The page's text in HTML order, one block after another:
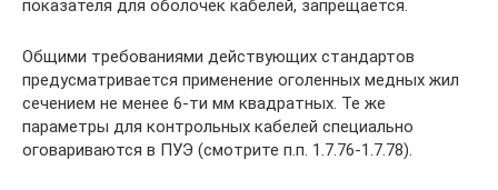
показателя для оболочек кабелей, запрещается.
Общими требованиями действующих стандартов
предусматривается применение оголенных медных жил
сечением не менее 6-ти мм квадратных. Те же
параметры для контрольных кабелей специально
оговариваются в ПУЭ (смотрите п.п. 1.7.76-1.7.78).